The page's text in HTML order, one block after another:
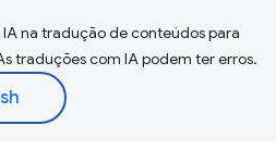
na tradução de conteúdos para
traduções com IA podem ter erros.